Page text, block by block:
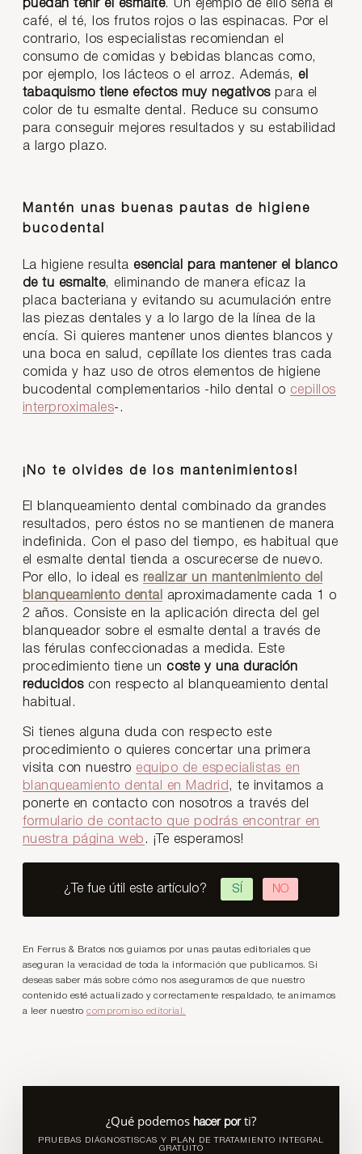
puedan teñir el esmalte. Un ejemplo de ello sería el
café, el té, los frutos rojos o las espinacas. Por el
contrario, los especialistas recomiendan el
consumo de comidas y bebidas blancas como,
por ejemplo, los lácteos o el arroz. Además, el
tabaquismo tiene efectos muy negativospara el
color de tu esmalte dental. Reduce su consumo
para conseguir mejores resultados y su estabilidad
a largo plazo.
Mantén unas buenas pautas de higiene
bucodental
La higiene resulta esencial para mantener el blanco
de tu esmalte, eliminando de manera eficaz la
placa bacteriana y evitando su acumulación entre
las piezas dentales y a lo largo de la línea de la
encía. Si quieres mantener unos dientes blancos y
una boca en salud, cepíllate los dientes tras cada
comida y haz uso de otros elementos de higiene
bucodental complementarios -hilo dental o cepillos
interproximales-.
¡No te olvides de los mantenimientos!
El blanqueamiento dental combinado da grandes
resultados, pero éstos no se mantienen de manera
indefinida. Con el paso del tiempo, es habitual que
el esmalte dental tienda a oscurecerse de nuevo.
Por ello, lo ideal es realizar un mantenimiento del
blanqueamiento dental
aproximadamente cada 1 o
2 años. Consiste en la aplicación directa del gel
blanqueador sobre el esmalte dental a través de
las férulas confeccionadas a medida. Este
procedimiento tiene un coste y una duración
reducidoscon respecto al blanqueamiento dental
habitual.
Si tienes alguna duda con respecto este
procedimiento o quieres concertar una primera
visita con nuestro equipo de especialistas en
blanqueamiento dental en Madrid , te invitamos a
ponerte en contacto con nosotros a través del
formulario de contacto que podrás encontrar en
nuestra página web . ¡Te esperamos!
¿Te fue útil este artículo? SÍ NO
En Ferrus & Bratos nos guiamos por unas pautas editoriales que
aseguran la veracidad de toda la información que publicamos. Si
deseas saber más sobre cómo nos aseguramos de que nuestro
contenido esté actualizado y correctamente respaldado, te animamos
a leer nuestrocompromiso editorial.
¿Qué podemos hacer porti?
PRUEBAS DIÁGNOSTISCAS Y PLAN DE TRATAMIENTO INTEGRAL
GRATUITO